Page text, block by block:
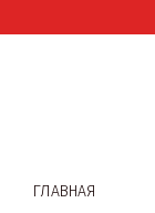
ГЛАВНАЯ